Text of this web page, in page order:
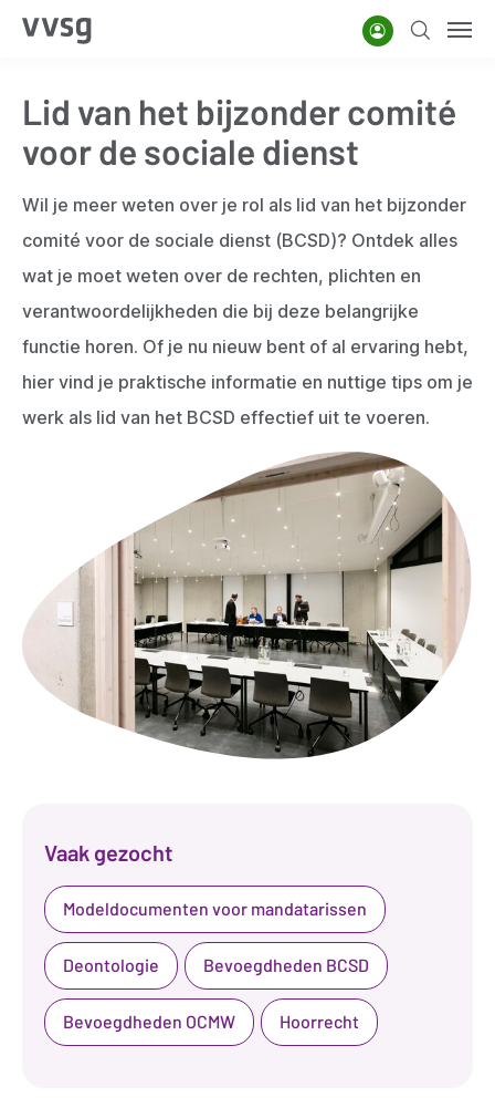
Overslaan
gaan
AccountZoeken
Lid van het bijzonder comité
voor de sociale dienst
Wil je meer weten over je rol als lid van het bijzonder
comité voor de sociale dienst (BCSD)? Ontdek alles
wat je moet weten over de rechten, plichten en
verantwoordelijkheden die bij deze belangrijke
functie horen. Of je nu nieuw bent of al ervaring hebt,
hier vind je praktische informatie en nuttige tips om je
werk als lid van het BCSD effectief uit te voeren.
Vaak gezocht
Modeldocumenten voor mandatarissen
Deontologie Bevoegdheden BCSD
Bevoegdheden OCMW Hoorrecht